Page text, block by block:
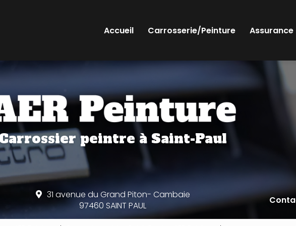
Accueil Carrosserie/Peinture Assurance
peintreà Saint-Paul
31 avenue du Grand Piton- Cambaie
97460 SAINT PAUL